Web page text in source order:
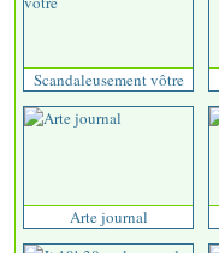
Scandaleusement vôtre
Arte journal